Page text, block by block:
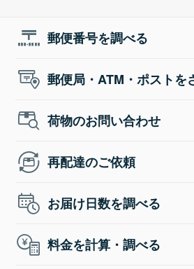
郵便番号を調べる
郵便局・ATM・ポストを
荷物のお問い合わせ
再配達のご依頼
お届け日数を調べる
料金を計算・調べる